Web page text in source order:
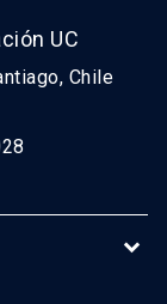
UC
Chile